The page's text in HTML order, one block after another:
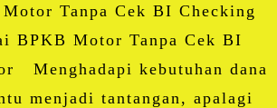
Tanpa Cek BI Checking
BPKB Motor Tanpa Cek BI
Menghadapi kebutuhan dana
menjadi tantangan, apalagi